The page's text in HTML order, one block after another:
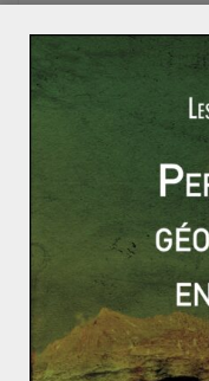
Read More